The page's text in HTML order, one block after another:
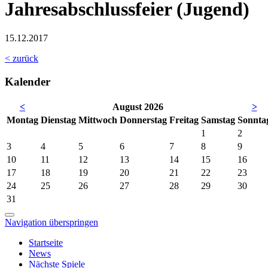
Jahresabschlussfeier (Jugend)
15.12.2017
< zurück
Kalender
< August 2026
>
Montag Dienstag Mittwoch Donnerstag Freitag Samstag So
1
2
3
4 5 6 7 8
9
10
11 12 13 14 15
16
17
18 19 20 21 22
23
24
25 26 27 28 29
30
31
Navigation überspringen
Startseite
News
Nächste Spiele